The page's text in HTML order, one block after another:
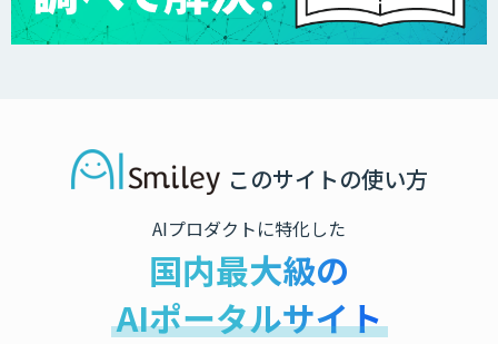
このサイトの使い方
AIプロダクトに特化した
国内最大級の
AIポータルサイト